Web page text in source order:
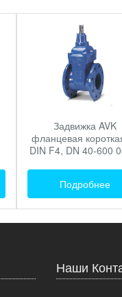
Задвижка AVK
фланцевая
DIN F4, DN 40-600
Подробнее
Наши